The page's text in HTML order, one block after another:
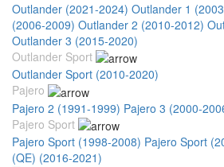
Outlander (2021-2024) Outlander 1
(2006-2009) Outlander 2 (2010-2012)
Outlander 3 (2015-2020)
Outlander Sport
Outlander Sport (2010-2020)
Pajero
Pajero 2 (1991-1999) Pajero 3 (2000-
Pajero Sport
Pajero Sport (1998-2008) Pajero Sport
(QE) (2016-2021)